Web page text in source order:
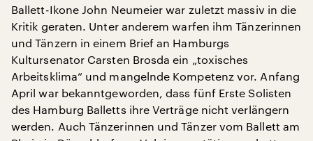
Ballett-Ikone John Neumeier war zuletzt massiv in die
Kritik geraten. Unter anderem warfen ihm Tänzerinnen
und Tänzern in einem Brief an Hamburgs
Kultursenator Carsten Brosda ein „toxisches
Arbeitsklima“ und mangelnde Kompetenz vor. Anfang
April war bekanntgeworden, dass fünf Erste Solisten
des Hamburg Balletts ihre Verträge nicht verlängern
werden. Auch Tänzerinnen und Tänzer vom Ballett am